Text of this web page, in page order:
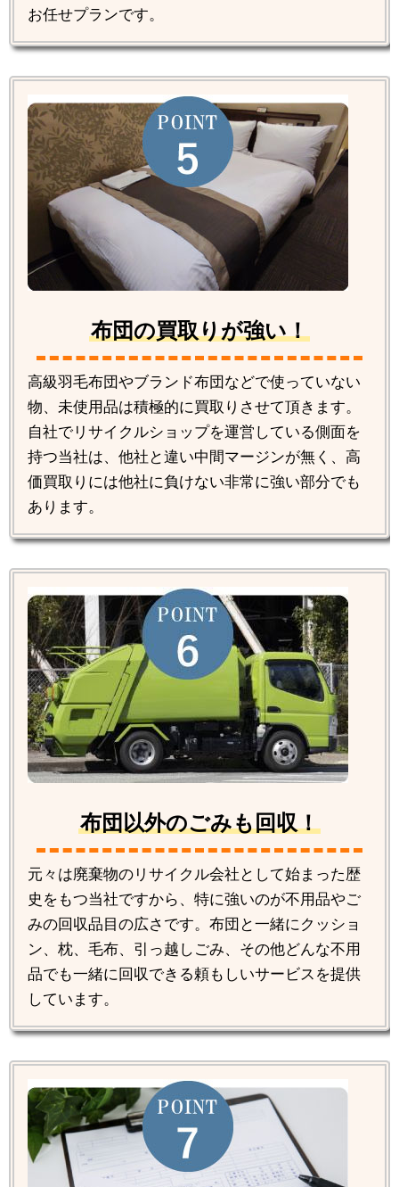
お任せプランです。
布団の買取りが強い！
高級羽毛布団やブランド布団などで使っていない
物、未使用品は積極的に買取りさせて頂きます。
自社でリサイクルショップを運営している側面を
持つ当社は、他社と違い中間マージンが無く、高
価買取りには他社に負けない非常に強い部分でも
あります。
布団以外のごみも回収！
元々は廃棄物のリサイクル会社として始まった歴
史をもつ当社ですから、特に強いのが不用品やご
みの回収品目の広さです。布団と一緒にクッショ
ン、枕、毛布、引っ越しごみ、その他どんな不用
品でも一緒に回収できる頼もしいサービスを提供
しています。